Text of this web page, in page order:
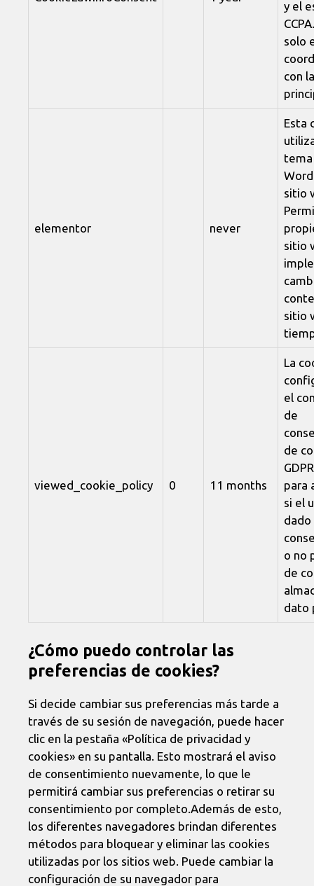
y el
solo
con
elementor never
Esta
sitio
sitio
sitio
viewed_cookie_policy 0 11 months
La
el
de
de
para
si el
dado
o no
de
dato
¿Cómo puedo controlar las
preferencias de cookies?
Si decide cambiar sus preferencias más tarde a
través de su sesión de navegación, puede hacer
clic en la pestaña «Política de privacidad y
cookies» en su pantalla. Esto mostrará el aviso
de consentimiento nuevamente, lo que le
permitirá cambiar sus preferencias o retirar su
consentimiento por completo.Además de esto,
los diferentes navegadores brindan diferentes
métodos para bloquear y eliminar las cookies
utilizadas por los sitios web. Puede cambiar la
configuración de su navegador para